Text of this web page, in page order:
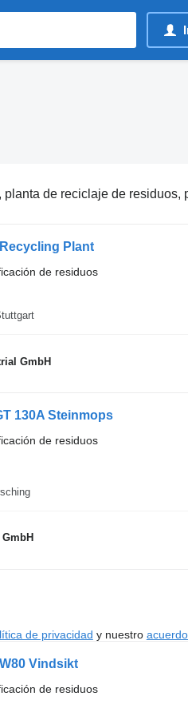
planta de reciclaje de basuras,
Plant
de residuos
GmbH
130A Steinmops
de residuos
de privacidad y nuestro
Vindsikt
de residuos